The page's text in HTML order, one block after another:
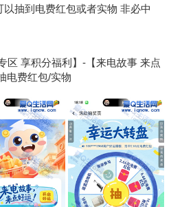
抽到电费红包或者实物 非必中
区 享积分福利】-【来电故事 来点
电费红包/实物